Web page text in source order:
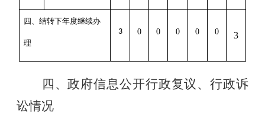
四、结转下年度继续办
理
3 0 0 0 0 0 3
四、政府信息公开行政复议、行政诉
讼情况